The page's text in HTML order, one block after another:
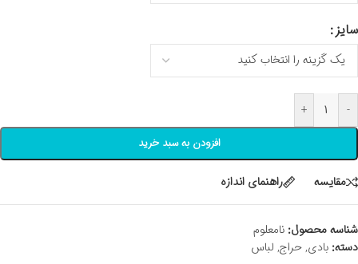
سایز
-
+
افزودن به سبد خرید
مقايسه راهنمای اندازه
شناسه محصول: نامعلوم
دسته: بادی,حراج, لباس